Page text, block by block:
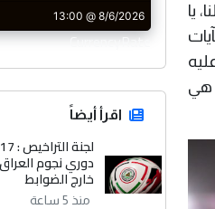
يا
هي
CurrencyRate
اقرأ أيضاً
خارج الضوابط
منذ 5 ساعة